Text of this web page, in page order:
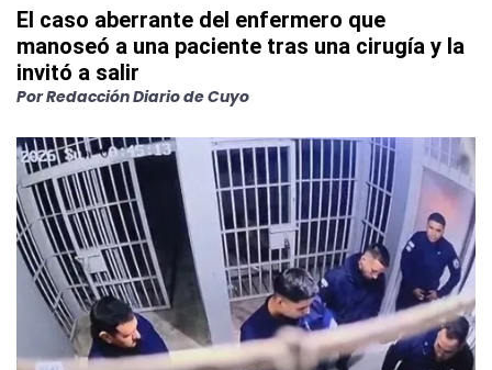
El caso aberrante del enfermero que
manoseó a una paciente tras una cirugía y la
invitó a salir
PorRedacción Diario de Cuyo